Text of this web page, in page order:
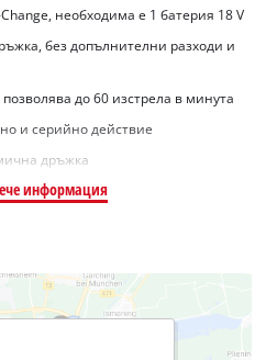
необходима е 1 батерия 18 V
без допълнителни разходи и
до 60 изстрела в минута
и серийно действие
дръжка
информация